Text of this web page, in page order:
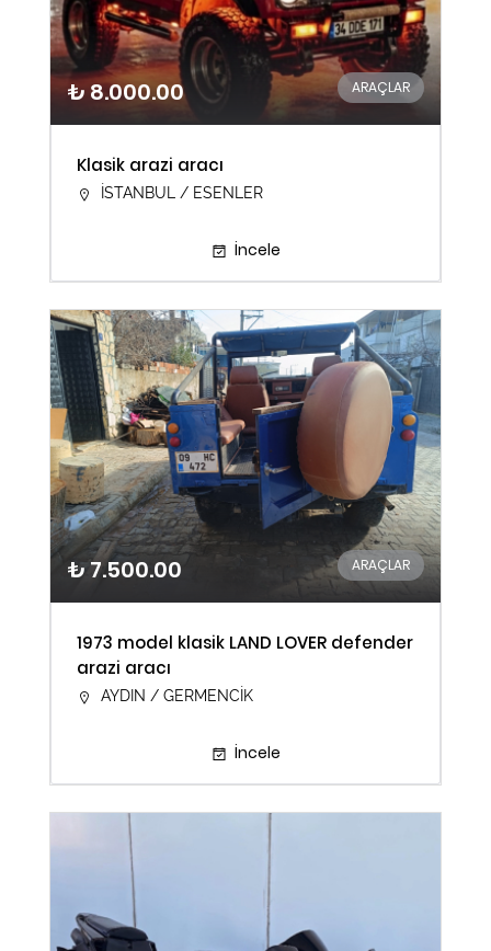
₺ 8.000.00 ARAÇLAR
Klasik arazi aracı
İSTANBUL / ESENLER
İncele
₺ 7.500.00 ARAÇLAR
1973 model klasik LAND LOVER defender
arazi aracı
AYDIN / GERMENCİK
İncele